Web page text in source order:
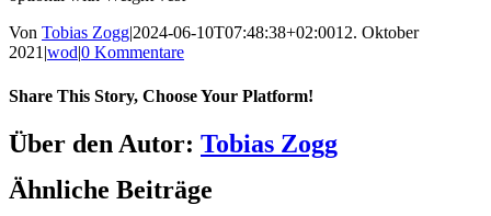
Von Tobias Zogg|2024-06-10T07:48:38+02:0012. Oktober
2021|wod|0 Kommentare
Share This Story, Choose Your Platform!
Facebook
LinkedIn
WhatsApp
Telegram
Tumblr
Pinterest
Vk
Xing
E-
Mail
Über den Autor: Tobias Zogg
Ähnliche Beiträge